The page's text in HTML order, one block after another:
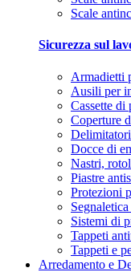
Scale
Sicurezza sul
Armadietti
Ausili per
Cassette di
Coperture
Docce di
Nastri,
Piastre
Protezioni
Sistemi di
Tappeti
Tappeti e
Arredamento e